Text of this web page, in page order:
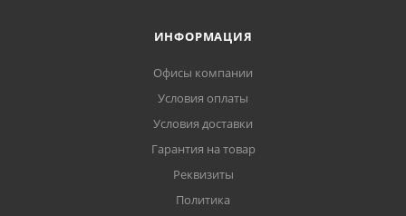
ИНФОРМАЦИЯ
Офисы компании
Условия оплаты
Условия доставки
Гарантия на товар
Реквизиты
Политика